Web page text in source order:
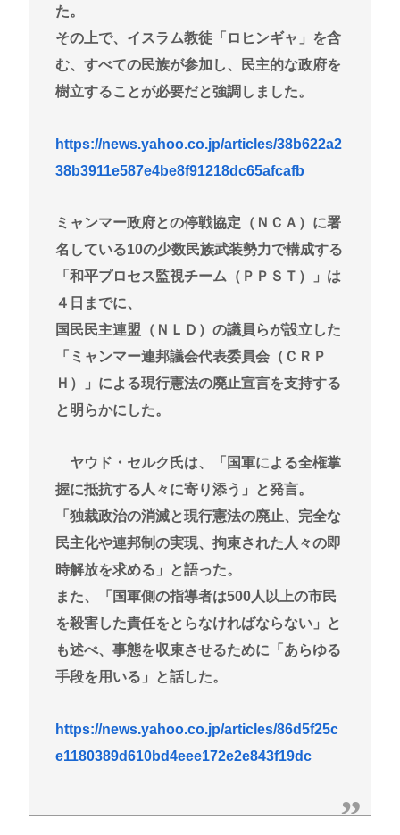
た。
その上で、イスラム教徒「ロヒンギャ」を含
む、すべての民族が参加し、民主的な政府を
樹立することが必要だと強調しました。
https://news.yahoo.co.jp/articles/38b622a2
38b3911e587e4be8f91218dc65afcafb
ミャンマー政府との停戦協定（ＮＣＡ）に署
名している10の少数民族武装勢力で構成する
「和平プロセス監視チーム（ＰＰＳＴ）」は
４日までに、
国民民主連盟（ＮＬＤ）の議員らが設立した
「ミャンマー連邦議会代表委員会（ＣＲＰ
Ｈ）」による現行憲法の廃止宣言を支持する
と明らかにした。
ヤウド・セルク氏は、「国軍による全権掌
握に抵抗する人々に寄り添う」と発言。
「独裁政治の消滅と現行憲法の廃止、完全な
民主化や連邦制の実現、拘束された人々の即
時解放を求める」と語った。
また、「国軍側の指導者は500人以上の市民
を殺害した責任をとらなければならない」と
も述べ、事態を収束させるために「あらゆる
手段を用いる」と話した。
https://news.yahoo.co.jp/articles/86d5f25c
e1180389d610bd4eee172e2e843f19dc